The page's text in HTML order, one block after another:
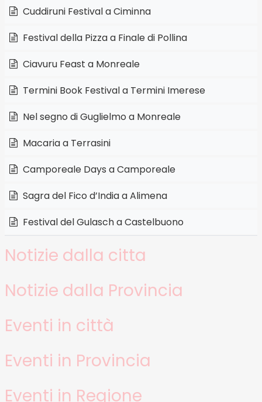
Cuddiruni Festival a Ciminna
Festival della Pizza a Finale di Pollina
Ciavuru Feast a Monreale
Termini Book Festival a Termini Imerese
Nel segno di Guglielmo a Monreale
Macaria a Terrasini
Camporeale Days a Camporeale
Sagra del Fico d’India a Alimena
Festival del Gulasch a Castelbuono
Notizie dalla citta
Notizie dalla Provincia
Eventi in città
Eventi in Provincia
Eventi in Regione